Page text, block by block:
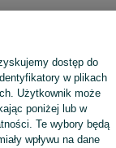
dostęp do
w plikach
Użytkownik może
poniżej lub w
Te wybory będą
wpływu na dane